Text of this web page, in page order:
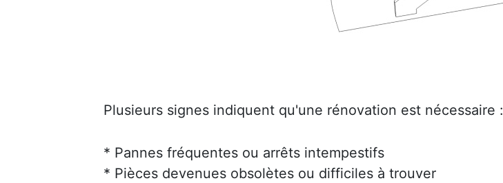
Plusieurs signes indiquent qu'une rénovation est nécessaire :
* Pannes fréquentes ou arrêts intempestifs
* Pièces devenues obsolètes ou difficiles à trouver